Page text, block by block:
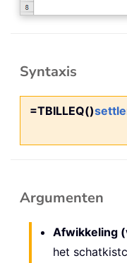
Syntaxis
=TBILLEQ()
Argumenten
Afwikkeling
het